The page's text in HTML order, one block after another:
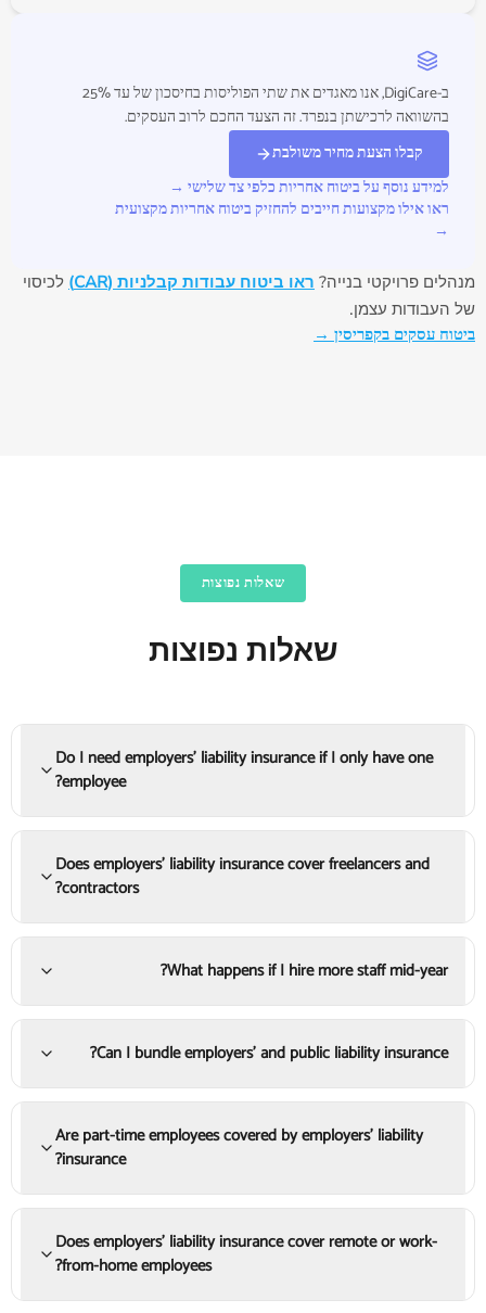
ב-DigiCare, אנו מאגדים את שתי הפוליסות בחיסכון של עד 25%
בהשוואה לרכישתן בנפרד. זה הצעד החכם לרוב העסקים.
קבלו הצעת מחיר משולבת
למידע נוסף על ביטוח אחריות כלפי צד שלישי →
ראו אילו מקצועות חייבים להחזיק ביטוח אחריות מקצועית
→
מנהלים פרויקטי בנייה? ראו ביטוח עבודות קבלניות (CAR)
לכיסוי
של העבודות עצמן.
ביטוח עסקים בקפריסין→
שאלות נפוצות
שאלות נפוצות
Do I need employers' liability insurance if I only have one
employee?
Does employers' liability insurance cover freelancers and
contractors?
What happens if I hire more staff mid-year?
Can I bundle employers' and public liability insurance?
Are part-time employees covered by employers' liability
insurance?
Does employers' liability insurance cover remote or work-
from-home employees?